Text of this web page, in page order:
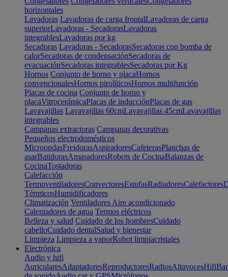
horizontales
Lavadoras Lavadoras de carga frontalLavadoras de carga
superiorLavadoras - SecadorasLavadoras
integrablesLavadoras por kg
Secadoras Lavadoras - SecadorasSecadoras con bomba de
calorSecadoras de condensaciónSecadoras de
evacuaciónSecadoras integrablesSecadoras por Kg
Hornos Conjunto de horno y placaHornos
convencionalesHornos pirolíticosHornos multifunción
Placas de cocina Conjunto de horno y
placaVitrocerámicaPlacas de inducciónPlacas de gas
Lavavajillas Lavavajillas 60cmLavavajillas 45cmLavavajillas
integrables
Campanas extractoras Campanas decorativas
Pequeños electrodomésticos
MicroondasFreidorasAspiradoresCafeterasPlanchas de
asarBatidorasAmasadoresRobots de CocinaBalanzas de
CocinaTostadoras
Calefacción
TermoventiladoresConvectoresEstufasRadiadoresCalefactores
TérmicosHumidificadores
Climatización Ventiladores Aire acondicionado
Calentadores de agua Termos eléctricos
Belleza y salud Cuidado de los hombresCuidado
cabelloCuidado dentalSalud y bienestar
Limpieza Limpieza a vaporRobot limpiacristales
Electrónica
Audio y hifi
AuricularesAdaptadoresReproductoresRadiosAltavocesHifi